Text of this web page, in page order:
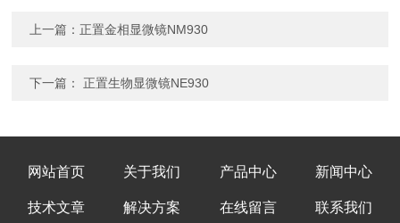
上一篇： 正置金相显微镜NM930
下一篇： 正置生物显微镜NE930
网站首页 关于我们 产品中心 新闻中心
技术文章 解决方案 在线留言 联系我们